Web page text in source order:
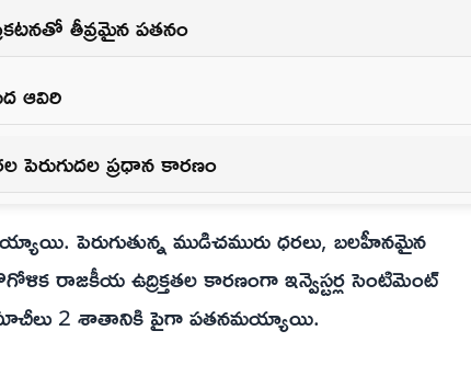
తీవ్రమైన పతనం
ఆవిరి
పెరుగుదల ప్రధాన కారణం
పెరుగుతున్న ముడిచమురు ధరలు, బలహీనమైన
రాజకీయ ఉద్రిక్తతల కారణంగా ఇన్వెస్టర్ల సెంటిమెంట్
సూచీలు 2 శాతానికి పైగా పతనమయ్యాయి.